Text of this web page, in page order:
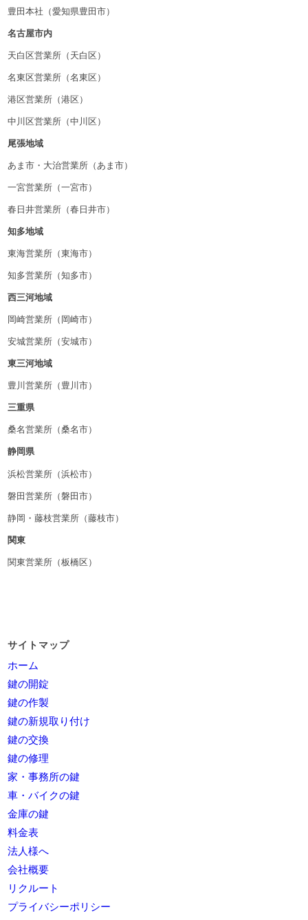
豊田本社（愛知県豊田市）
名古屋市内
天白区営業所（天白区）
名東区営業所（名東区）
港区営業所（港区）
中川区営業所（中川区）
尾張地域
あま市・大治営業所（あま市）
一宮営業所（一宮市）
春日井営業所（春日井市）
知多地域
東海営業所（東海市）
知多営業所（知多市）
西三河地域
岡崎営業所（岡崎市）
安城営業所（安城市）
東三河地域
豊川営業所（豊川市）
三重県
桑名営業所（桑名市）
静岡県
浜松営業所（浜松市）
磐田営業所（磐田市）
静岡・藤枝営業所（藤枝市）
関東
関東営業所（板橋区）
サイトマップ
ホーム
鍵の開錠
鍵の作製
鍵の新規取り付け
鍵の交換
鍵の修理
家・事務所の鍵
車・バイクの鍵
金庫の鍵
料金表
法人様へ
会社概要
リクルート
プライバシーポリシー